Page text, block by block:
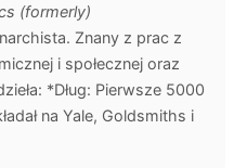
(formerly)
Znany z prac z
i społecznej oraz
*Dług: Pierwsze 5000
na Yale, Goldsmiths i